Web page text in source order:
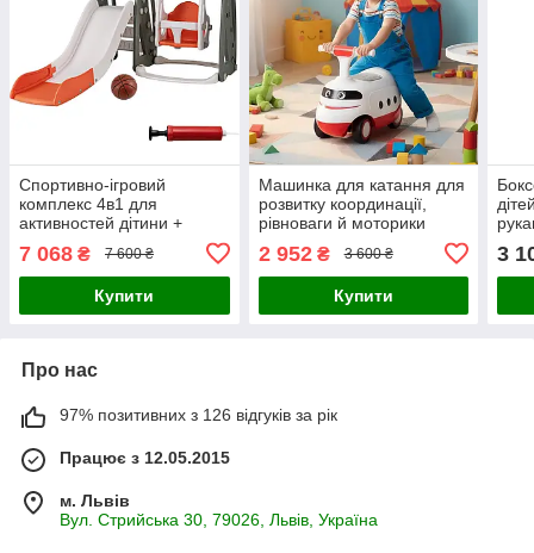
Спортивно-ігровий
комплекс 4в1 для
активностей дітини +
подарунок !
7 068 ₴ 7 600 ₴
Купити
Машинка для катання для
розвитку координації,
рівноваги й моторики
2 952₴ 3 600 ₴
Купити
3
Про нас
97% позитивних з 126 відгуків за рік
Працює з 12.05.2015
м. Львів
Вул. Стрийська 30, 79026, Львів, Україна